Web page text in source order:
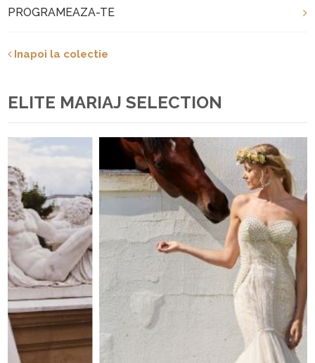
PROGRAMEAZA-TE
Inapoi la colectie
ELITE MARIAJ SELECTION